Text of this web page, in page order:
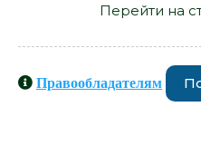
Перейти на
Правообладателям